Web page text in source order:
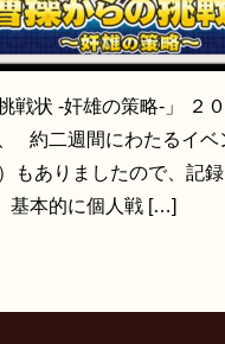
戦状 -奸雄の策略-」 ２
約二週間にわたるイベ
もありましたので、記
基本的に個人戦 […]